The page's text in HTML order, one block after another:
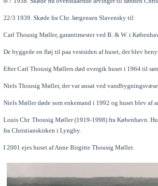
22/3 1939. Skøde fra Chr. Jørgensen Slavensky til:
Carl Thousig Møller, garantimester ved B. & W. i
De byggede en fløj til paa vestsiden af huset, der blev
Efter Carl Thousig Møllers død overgik huset i 1964 til
Niels Thousig Møller, der var ansat ved
Niels Møller døde som enkemand i 1992 og huset blev
Louis Chr. Thousig Møller (1919-1998) fra København.
fra Christianskirken i Lyngby.
I 2001 ejes huset af Anne Birgitte Thousig Møller.